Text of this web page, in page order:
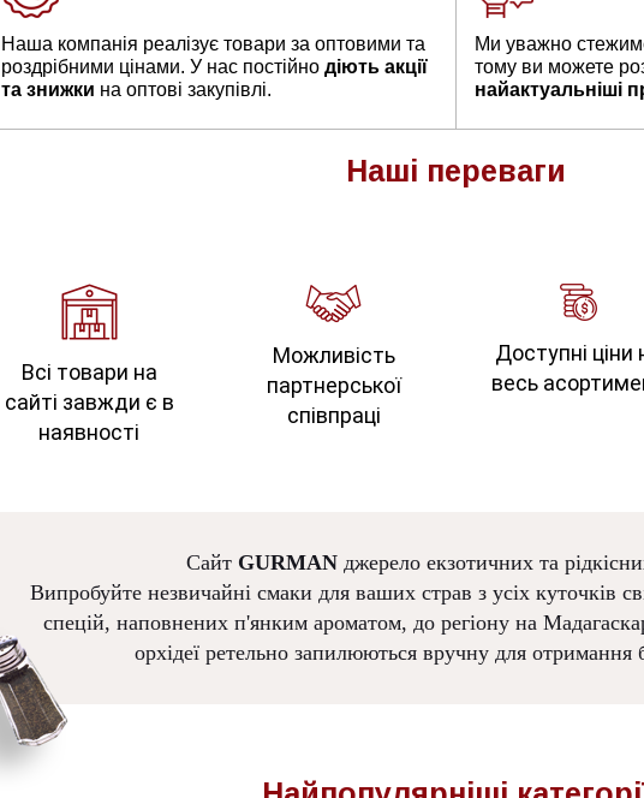
Наша компанія реалізує товари за оптовими та
роздрібними цінами. У нас постійнодіють акції
та знижки на оптові закупівлі.
Ми уважно
тому ви можете
найактуальніші
Наші переваги
Всі товари на
сайті завжди є в
наявності
Можливість
партнерської
співпраці
Доступні ціни
весь
Сайт GURMANджерело екзотичних та
Випробуйте незвичайні смаки для ваших страв з усіх куточків
спецій, наповнених п'янким ароматом, до регіону на
орхідеї ретельно запилюються вручну для отримання